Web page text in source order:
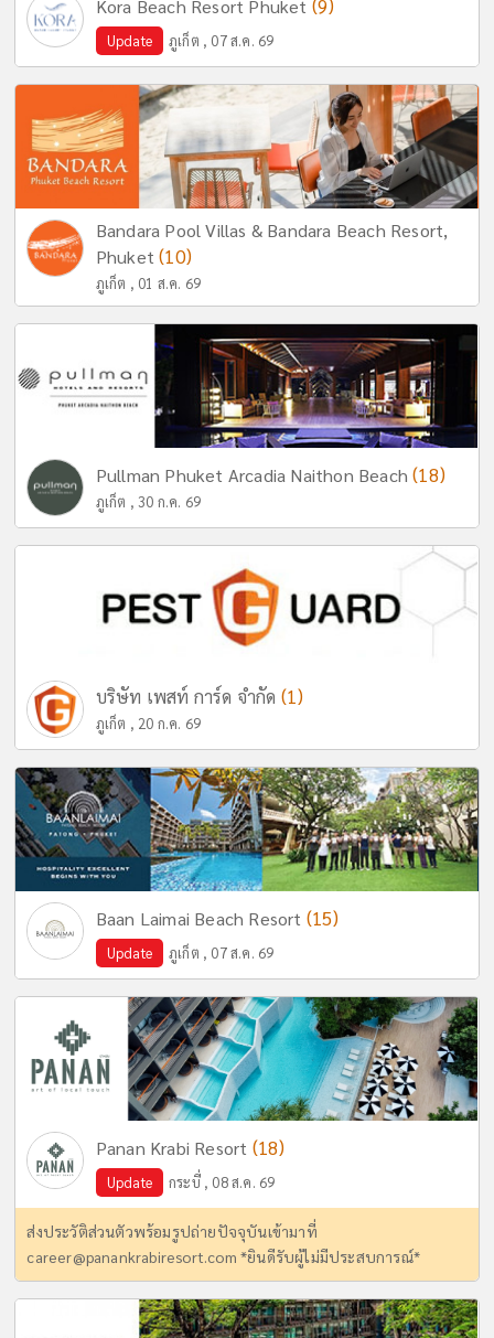
Kora Beach Resort Phuket (9)
Update ภูเก็ต , 07 ส.ค. 69
Bandara Pool Villas & Bandara Beach Resort,
Phuket(10)
ภูเก็ต , 01 ส.ค. 69
Pullman Phuket Arcadia Naithon Beach(18)
ภูเก็ต , 30 ก.ค. 69
บริษัท เพสท์ การ์ด จำกัด (1)
ภูเก็ต , 20 ก.ค. 69
Baan Laimai Beach Resort (15)
Update ภูเก็ต , 07 ส.ค. 69
Panan Krabi Resort (18)
Update กระบี่ , 08 ส.ค. 69
ส่งประวัติส่วนตัวพร้อมรูปถ่ายปัจจุบันเข้ามาที่
career@panankrabiresort.com *ยินดีรับผู้ไม่มีประสบการณ์*